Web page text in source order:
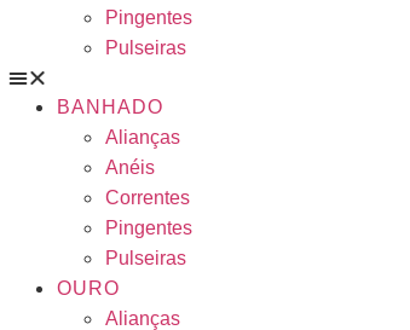
Pingentes
Pulseiras
BANHADO
Alianças
Anéis
Correntes
Pingentes
Pulseiras
OURO
Alianças